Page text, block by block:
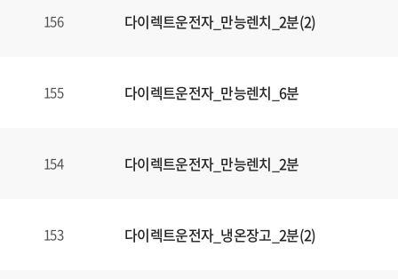
156 다이렉트운전자_만능렌치_2분(2)
155 다이렉트운전자_만능렌치_6분
154 다이렉트운전자_만능렌치_2분
153 다이렉트운전자_냉온장고_2분(2)